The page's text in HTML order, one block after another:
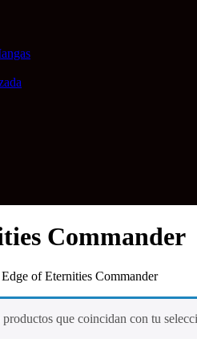
Commander
of Eternities Commander
que coincidan con tu